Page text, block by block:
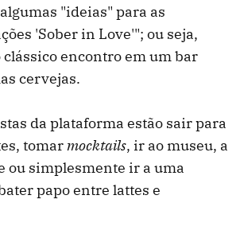
"ideias" para as
'Sober in Love'"; ou seja,
encontro em um bar
cervejas.
da plataforma estão sair para
tomarmocktails, ir ao museu, a
ou simplesmente ir a uma
papo entre lattes e